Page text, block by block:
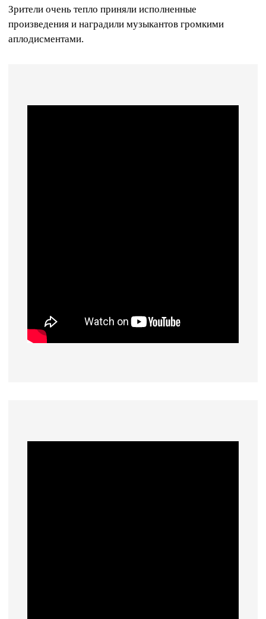
Зрители очень тепло приняли исполненные
произведения и наградили музыкантов громкими
аплодисментами.